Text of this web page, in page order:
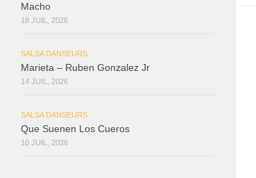
Macho
18 JUIL, 2026
SALSA DANSEURS
Marieta – Ruben Gonzalez Jr
14 JUIL, 2026
SALSA DANSEURS
Que Suenen Los Cueros
10 JUIL, 2026